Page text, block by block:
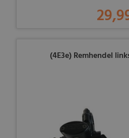
(4E3e) Remhendel